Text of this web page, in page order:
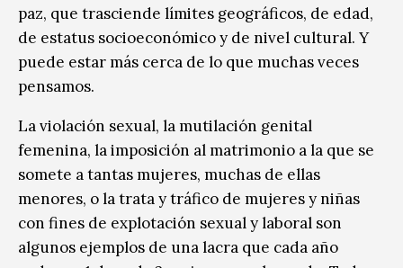
paz, que trasciende límites geográficos, de edad,
de estatus socioeconómico y de nivel cultural. Y
puede estar más cerca de lo que muchas veces
pensamos.
La violación sexual, la mutilación genital
femenina, la imposición al matrimonio a la que se
somete a tantas mujeres, muchas de ellas
menores, o la trata y tráfico de mujeres y niñas
con fines de explotación sexual y laboral son
algunos ejemplos de una lacra que cada año